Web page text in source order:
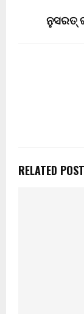
ନୁସରତ୍
RELATED